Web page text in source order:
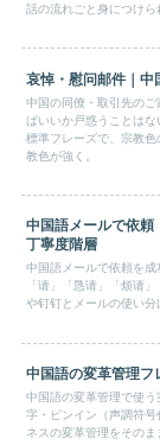
話の流れごと身につけら
哀悼・慰问邮件｜中
中国の同僚・取引先の
ばいいか戸惑うことは
標準フレーズで、宗教
教色が強く。
中国語メールで依頼
丁寧度階層
中国語メールで依頼を成
「请」「恳请」「烦请
や钉钉とメールの使い分
中国語の変革管理フ
中国語の変革管理で使
字・ピンイン（声調符
ネスの変革管理をそのま